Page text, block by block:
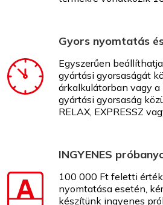
Gyors nyomtatás
Egyszerűen
gyártási gyorsaságát
árkalkulátorban vagy a
gyártási gyorsaság
RELAX, EXPRESSZ
INGYENES
100 000 Ft feletti
nyomtatása esetén,
készítünk ingyenes